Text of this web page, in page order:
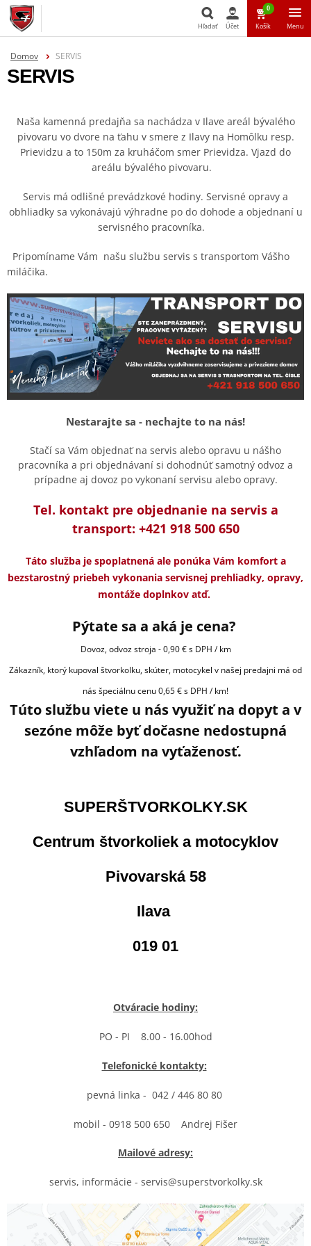
Hľadať Účet
0
Košík Menu
Domov SERVIS
SERVIS
Naša kamenná predajňa sa nachádza v Ilave areál bývalého
pivovaru vo dvore na ťahu v smere z Ilavy na Homôlku resp.
Prievidzu a to 150m za kruháčom smer Prievidza. Vjazd do
areálu bývalého pivovaru.
Servis má odlišné prevádzkové hodiny. Servisné opravy a
obhliadky sa vykonávajú výhradne po do dohode a objednaní u
servisného pracovníka.
Pripomíname Vám našu službu servis s transportom Vášho
miláčika.
Nestarajte sa - nechajte to na nás!
Stačí sa Vám objednať na servis alebo opravu u nášho
pracovníka a pri objednávaní si dohodnúť samotný odvoz a
prípadne aj dovoz po vykonaní servisu alebo opravy.
Tel. kontakt pre objednanie na servis a
transport: +421 918 500 650
Táto služba je spoplatnená ale ponúka Vám komfort a
bezstarostný priebeh vykonania servisnej prehliadky, opravy,
montáže doplnkov atď.
Pýtate sa a aká je cena?
Dovoz, odvoz stroja - 0,90 € s DPH / km
Zákazník, ktorý kupoval štvorkolku, skúter, motocykel v našej predajni má od
nás špeciálnu cenu 0,65 € s DPH / km!
Túto službu viete u nás využiť na dopyt a v
sezóne môže byť dočasne nedostupná
vzhľadom na vyťaženosť.
SUPERŠTVORKOLKY.SK
Centrum štvorkoliek a motocyklov
Pivovarská 58
Ilava
019 01
Otváracie hodiny:
PO - PI 8.00 - 16.00hod
Telefonické kontakty:
pevná linka - 042 / 446 80 80
mobil - 0918 500 650 Andrej Fišer
Mailové adresy:
servis, informácie - servis@superstvorkolky.sk